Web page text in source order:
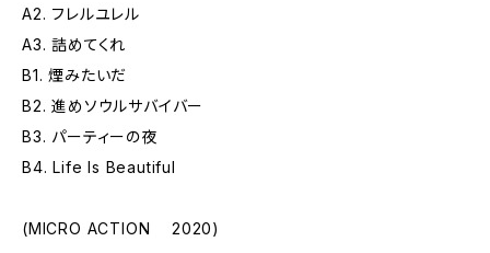
A2. フレルユレル
A3. 詰めてくれ
B1. 煙みたいだ
B2. 進めソウルサバイバー
B3. パーティーの夜
B4. Life Is Beautiful
(MICRO ACTION 2020)